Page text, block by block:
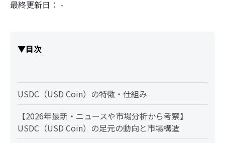
最終更新日： -
▼目次
USDC（USD Coin）の特徴・仕組み
【2026年最新・ニュースや市場分析から考察】
USDC（USD Coin）の足元の動向と市場構造